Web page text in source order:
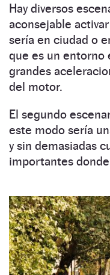
Hay diversos
aconsejable
sería en ciudad o
que es un entorno
grandes
del motor.
El segundo
este modo sería
y sin demasiadas
importantes